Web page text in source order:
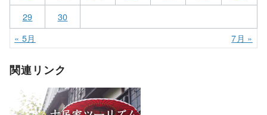
29
30
« 5月
7月 »
関連リンク